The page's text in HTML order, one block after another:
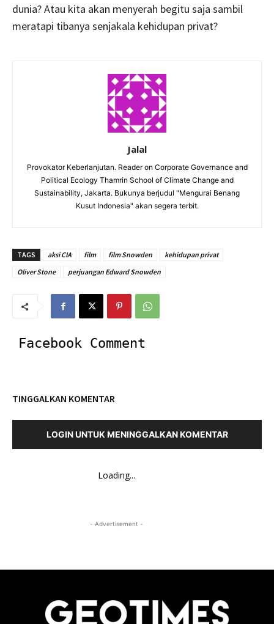
dunia? Atau kita akan menyerah begitu saja sambil
meratapi tibanya senjakala kehidupan privat?
Jalal
Provokator Keberlanjutan. Reader on Corporate Governance and
Political Ecology Thamrin School of Climate Change and
Sustainability, Jakarta. Bukunya berjudul "Mengurai Benang
Kusut Indonesia" akan segera terbit.
TAGS aksi CIA film film Snowden
kehidupan privat
Oliver Stone
perjuangan Edward Snowden
Facebook Comment
TINGGALKAN KOMENTAR
LOGIN UNTUK MENINGGALKAN KOMENTAR
Loading...
- Advertisement -